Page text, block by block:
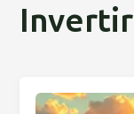
Invertir